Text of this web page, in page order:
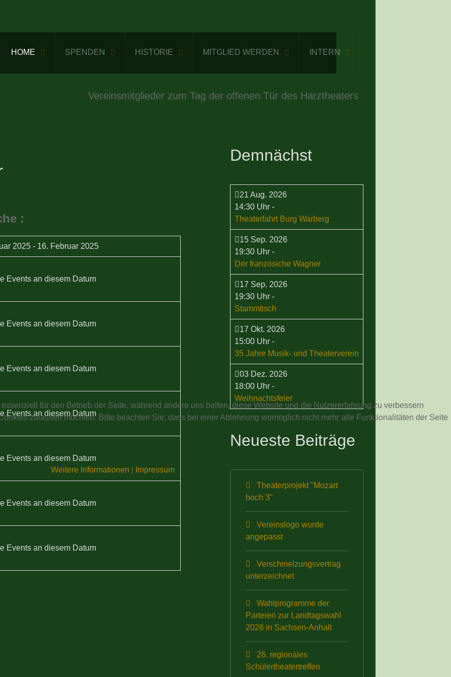
HOME SPENDEN HISTORIE MITGLIED WERDEN INTERN
Vereinsmitglieder zum Tag der offenen Tür des Harztheaters
:
2025 - 16. Februar 2025
Events an diesem Datum
Events an diesem Datum
Events an diesem Datum
Events an diesem Datum
Events an diesem Datum
Events an diesem Datum
Events an diesem Datum
Demnächst
21 Aug. 2026
14:30 Uhr-
Theaterfahrt Burg Warberg
15 Sep. 2026
19:30 Uhr-
Der französiche Wagner
17 Sep. 2026
19:30 Uhr-
Stammtisch
17 Okt. 2026
15:00 Uhr-
35 Jahre Musik- und Theaterverein
03 Dez. 2026
18:00 Uhr-
Weihnachtsfeier
Neueste Beiträge
Theaterprojekt "Mozart
hoch 3"
Vereinslogo wurde
angepasst
Verschmelzungsvertrag
unterzeichnet
Wahlprogramme der
Parteien zur Landtagswahl
2026 in Sachsen-Anhalt
26. regionales
Schülertheatertreffen
für den Betrieb der Seite, während andere uns helfen, diese Website und die Nutzererfahrung zu verbessern
zulassen möchten. Bitte beachten Sie, dass bei einer Ablehnung womöglich nicht mehr alle Funktionalitäten der Seite
Weitere Informationen
Impressum